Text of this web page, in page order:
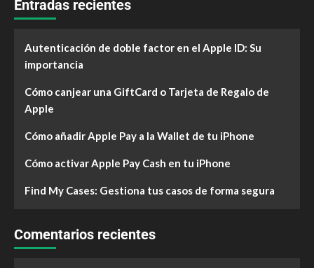
Entradas recientes
Autenticación de doble factor en el Apple ID: Su
importancia
Cómo canjear una GiftCard o Tarjeta de Regalo de
Apple
Cómo añadir Apple Pay a la Wallet de tu iPhone
Cómo activar Apple Pay Cash en tu iPhone
Find My Cases: Gestiona tus casos de forma segura
Comentarios recientes